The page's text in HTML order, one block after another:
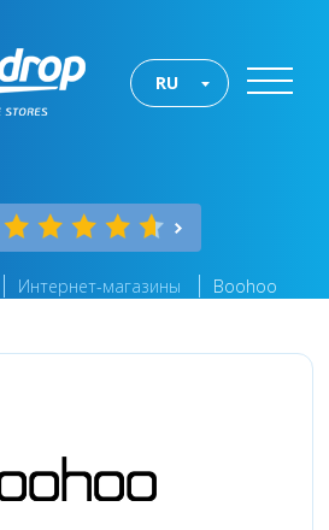
RU
Интернет-магазины Boohoo